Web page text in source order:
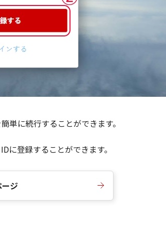
に続行することができます。
登録することができます。
ジ